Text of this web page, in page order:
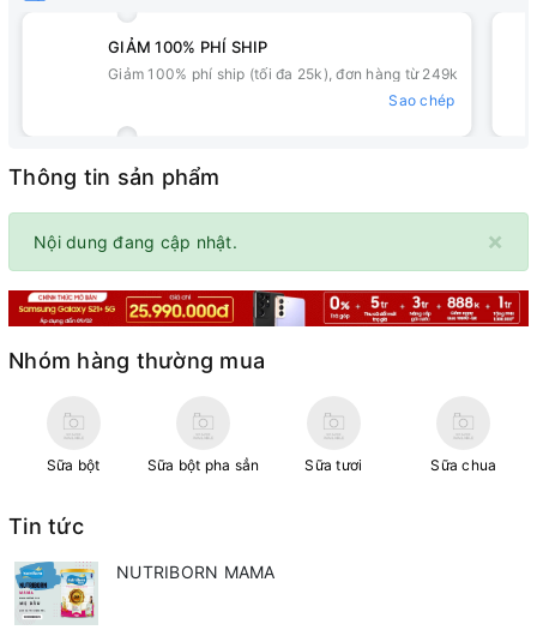
GIẢM 100% PHÍ SHIP
Giảm 100% phí ship (tối đa 25k), đơn hàng từ 249k
Sao chép
Thông tin sản phẩm
×
Nội dung đang cập nhật.
Nhóm hàng thường mua
Sữa bột Sữa bột pha sẳn Sữa tươi Sữa chua
Tin tức
NUTRIBORN MAMA